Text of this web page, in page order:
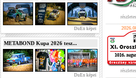
DuEn képei
METABOND Kupa 2026 tesz...
DuEn képei